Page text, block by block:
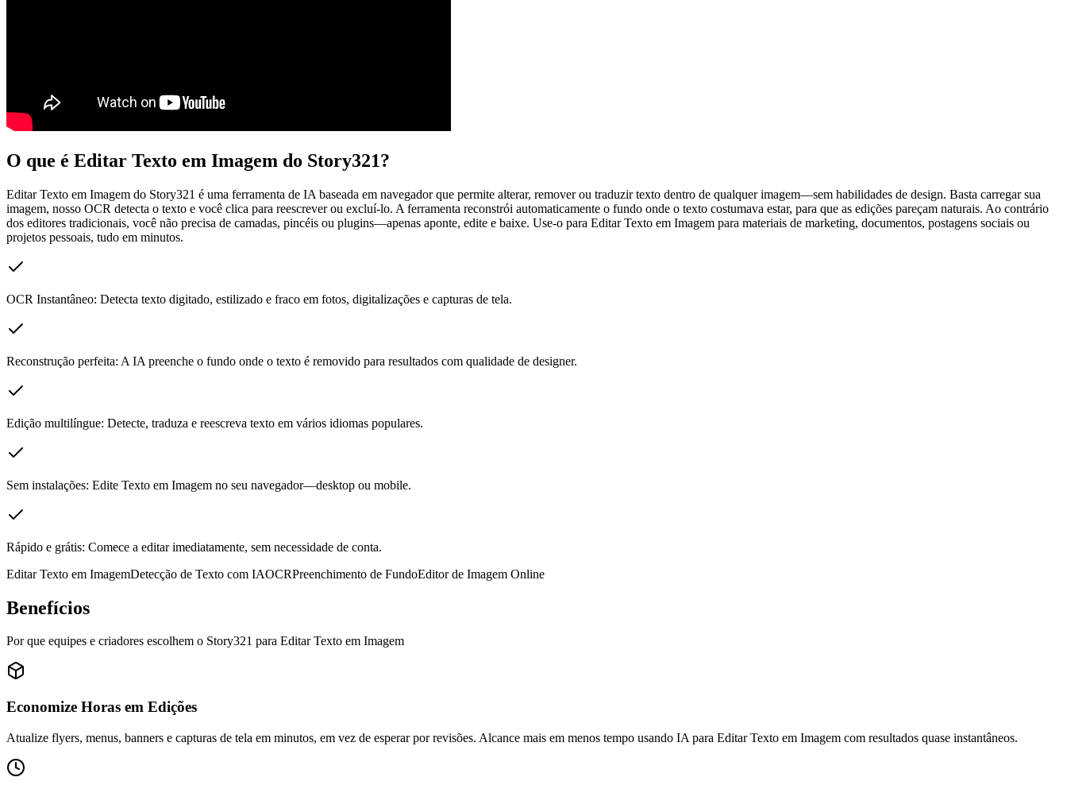
O que é Editar Texto em Imagem do Story321?
Editar Texto em Imagem do Story321 é uma ferramenta de IA baseada em navegador que permite alterar, remover ou traduzir texto dentro de qualquer imagem—sem habilidades de design. Basta carregar sua
imagem, nosso OCR detecta o texto e você clica para reescrever ou excluí-lo. A ferramenta reconstrói automaticamente o fundo onde o texto costumava estar, para que as edições pareçam naturais. Ao contrário
dos editores tradicionais, você não precisa de camadas, pincéis ou plugins—apenas aponte, edite e baixe. Use-o para Editar Texto em Imagem para materiais de marketing, documentos, postagens sociais ou
projetos pessoais, tudo em minutos.
OCR Instantâneo: Detecta texto digitado, estilizado e fraco em fotos, digitalizações e capturas de tela.
Reconstrução perfeita: A IA preenche o fundo onde o texto é removido para resultados com qualidade de designer.
Edição multilíngue: Detecte, traduza e reescreva texto em vários idiomas populares.
Sem instalações: Edite Texto em Imagem no seu navegador—desktop ou mobile.
Rápido e grátis: Comece a editar imediatamente, sem necessidade de conta.
Editar Texto em ImagemDetecção de Texto com IAOCRPreenchimento de FundoEditor de Imagem Online
Benefícios
Por que equipes e criadores escolhem o Story321 para Editar Texto em Imagem
Economize Horas em Edições
Atualize flyers, menus, banners e capturas de tela em minutos, em vez de esperar por revisões. Alcance mais em menos tempo usando IA para Editar Texto em Imagem com resultados quase instantâneos.